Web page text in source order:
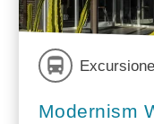
Modernism